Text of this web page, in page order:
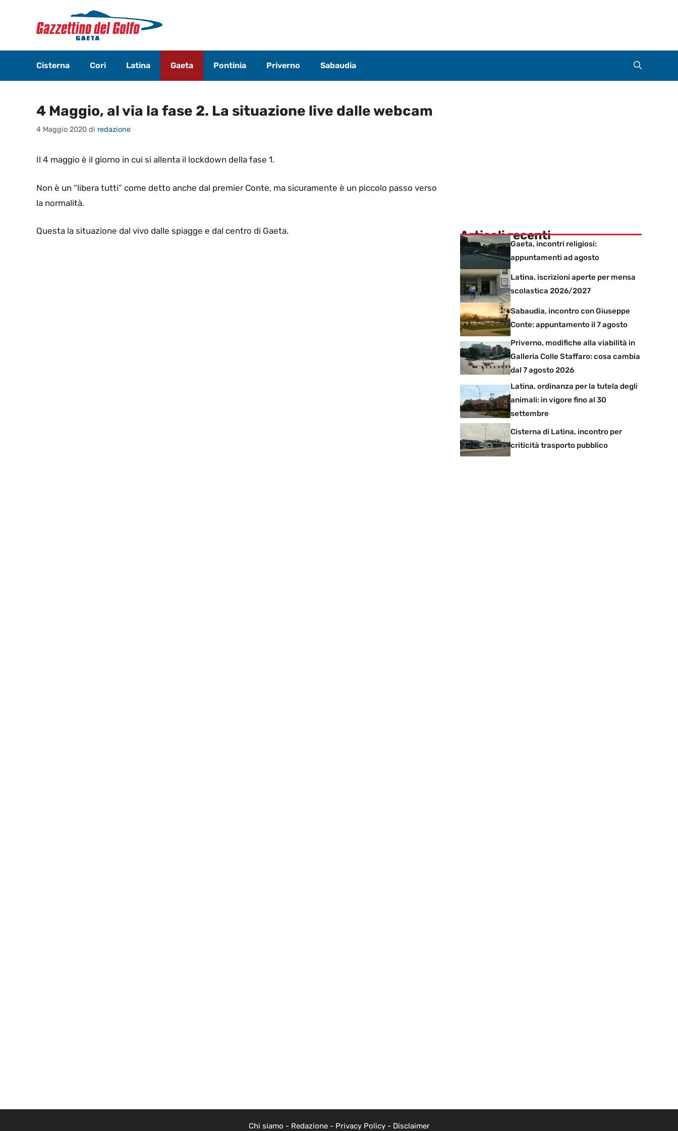
contenuto
Cisterna Cori Latina Gaeta Pontinia Priverno Sabaudia
4 Maggio, al via la fase 2. La situazione live dalle webcam
4 Maggio 2020 di redazione
Il 4 maggio è il giorno in cui si allenta il lockdown della fase 1.
Non è un “libera tutti” come detto anche dal premier Conte, ma sicuramente è un piccolo passo verso
la normalità.
Questa la situazione dal vivo dalle spiagge e dal centro di Gaeta. Articoli recenti
Gaeta, incontri religiosi:
appuntamenti ad agosto
Latina, iscrizioni aperte per mensa
scolastica 2026/2027
Sabaudia, incontro con Giuseppe
Conte: appuntamento il 7 agosto
Priverno, modifiche alla viabilità in
Galleria Colle Staffaro: cosa cambia
dal 7 agosto 2026
Latina, ordinanza per la tutela degli
animali: in vigore fino al 30
settembre
Cisterna di Latina, incontro per
criticità trasporto pubblico
Chi siamo - Redazione- Privacy Policy- Disclaimer